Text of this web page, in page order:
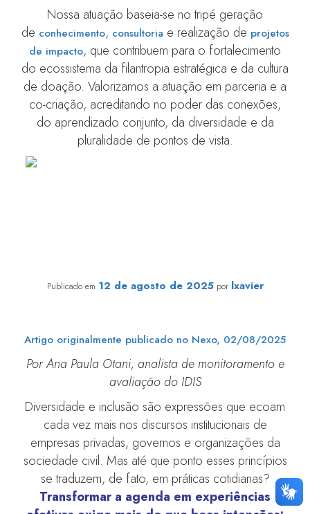
Nossa atuação baseia-se no tripé geração
de conhecimento, consultoria e realização de projetos
de impacto, que contribuem para o fortalecimento
do ecossistema da filantropia estratégica e da cultura
de doação. Valorizamos a atuação em parceria e a
co-criação, acreditando no poder das conexões,
do aprendizado conjunto, da diversidade e da
pluralidade de pontos de vista.
Publicado em 12 de agosto de 2025 por lxavier
Artigo originalmente publicado no Nexo, 02/08/2025
Por Ana Paula Otani, analista de monitoramento e
avaliação do IDIS
Diversidade e inclusão são expressões que ecoam
cada vez mais nos discursos institucionais de
empresas privadas, governos e organizações da
sociedade civil. Mas até que ponto esses princípios
se traduzem, de fato, em práticas cotidianas?
Transformar a agenda em experiências